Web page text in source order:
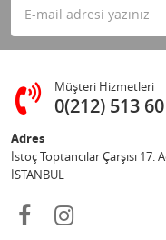
Müşteri Hizmetleri
0(212) 513
Adres
İstoç Toptancılar Çarşısı
İSTANBUL